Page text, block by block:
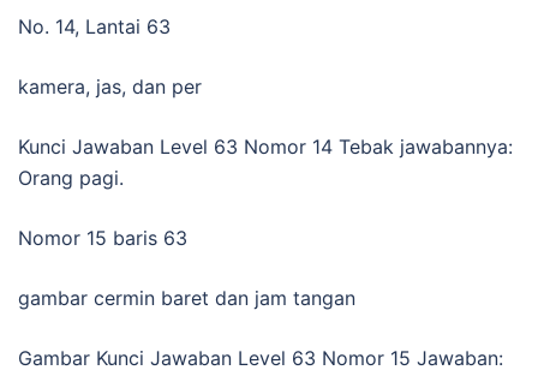
No. 14, Lantai 63
kamera, jas, dan per
Kunci Jawaban Level 63 Nomor 14 Tebak jawabannya:
Orang pagi.
Nomor 15 baris 63
gambar cermin baret dan jam tangan
Gambar Kunci Jawaban Level 63 Nomor 15 Jawaban: